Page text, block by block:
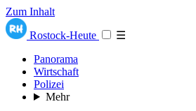
Zum Inhalt
Rostock-Heute
☰
Panorama
Wirtschaft
Polizei
Mehr